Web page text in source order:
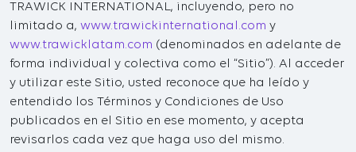
TRAWICK INTERNATIONAL, incluyendo, pero no
limitado a, www.trawickinternational.com y
www.trawicklatam.com (denominados en adelante de
forma individual y colectiva como el “Sitio”). Al acceder
y utilizar este Sitio, usted reconoce que ha leído y
entendido los Términos y Condiciones de Uso
publicados en el Sitio en ese momento, y acepta
revisarlos cada vez que haga uso del mismo.